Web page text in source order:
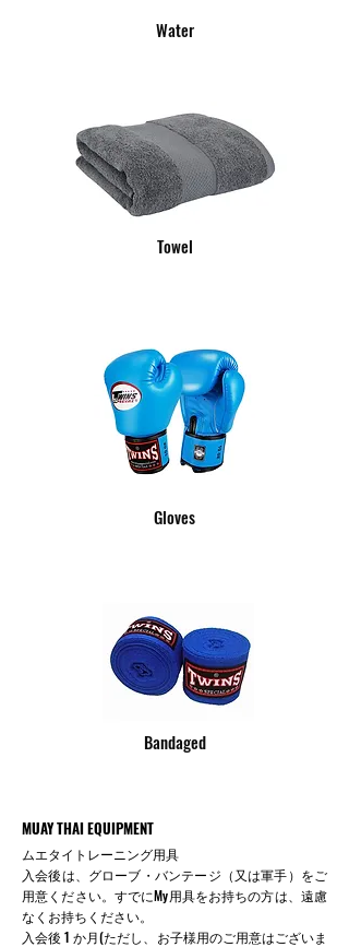
​Water
Towel
Gloves
Bandaged
MUAY THAI EQUIPMENT
ムエタイトレーニング用具
入会後は、グローブ・バンテージ（又は軍手）をご
用意ください。すでにMy用具をお持ちの方は、遠慮
なくお持ちください。
入会後 1 か月(ただし、お子様用のご用意はございま